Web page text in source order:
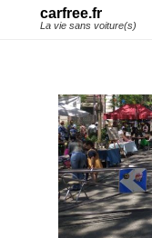
carfree.fr
La vie sans voiture(s)